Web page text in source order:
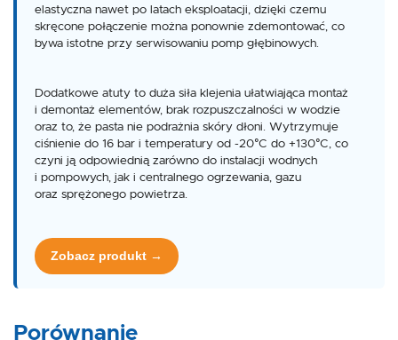
elastyczna nawet po latach eksploatacji, dzięki czemu
skręcone połączenie można ponownie zdemontować, co
bywa istotne przy serwisowaniu pomp głębinowych.
Dodatkowe atuty to duża siła klejenia ułatwiająca montaż
i demontaż elementów, brak rozpuszczalności w wodzie
oraz to, że pasta nie podrażnia skóry dłoni. Wytrzymuje
ciśnienie do 16 bar i temperatury od -20°C do +130°C, co
czyni ją odpowiednią zarówno do instalacji wodnych
i pompowych, jak i centralnego ogrzewania, gazu
oraz sprężonego powietrza.
Zobacz produkt →
Porównanie